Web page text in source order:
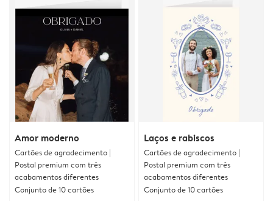
Amor moderno
Cartões de agradecimento |
Postal premium com três
acabamentos diferentes
Conjunto de 10 cartões
Laços e rabiscos
Cartões de agradecimento |
Postal premium com três
acabamentos diferentes
Conjunto de 10 cartões